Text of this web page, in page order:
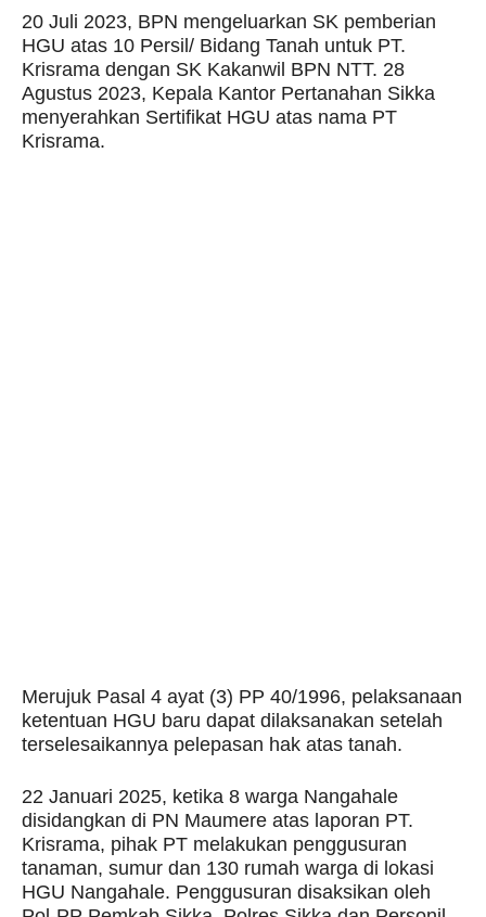
20 Juli 2023, BPN mengeluarkan SK pemberian
HGU atas 10 Persil/ Bidang Tanah untuk PT.
Krisrama dengan SK Kakanwil BPN NTT. 28
Agustus 2023, Kepala Kantor Pertanahan Sikka
menyerahkan Sertifikat HGU atas nama PT
Krisrama.
Merujuk Pasal 4 ayat (3) PP 40/1996, pelaksanaan
ketentuan HGU baru dapat dilaksanakan setelah
terselesaikannya pelepasan hak atas tanah.
22 Januari 2025, ketika 8 warga Nangahale
disidangkan di PN Maumere atas laporan PT.
Krisrama, pihak PT melakukan penggusuran
tanaman, sumur dan 130 rumah warga di lokasi
HGU Nangahale. Penggusuran disaksikan oleh